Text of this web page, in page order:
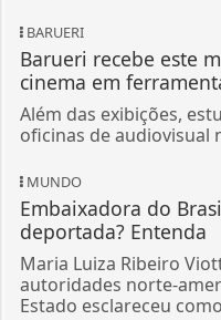
BARUERI
Barueri recebe este
cinema em
Além das exibições,
oficinas de audiovisual
MUNDO
Embaixadora do
deportada? Entenda
Maria Luiza Ribeiro
autoridades norte-
Estado esclareceu